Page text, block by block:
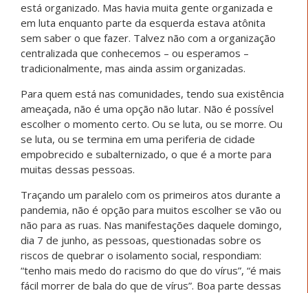
está organizado. Mas havia muita gente organizada e
em luta enquanto parte da esquerda estava atônita
sem saber o que fazer. Talvez não com a organização
centralizada que conhecemos – ou esperamos –
tradicionalmente, mas ainda assim organizadas.
Para quem está nas comunidades, tendo sua existência
ameaçada, não é uma opção não lutar. Não é possível
escolher o momento certo. Ou se luta, ou se morre. Ou
se luta, ou se termina em uma periferia de cidade
empobrecido e subalternizado, o que é a morte para
muitas dessas pessoas.
Traçando um paralelo com os primeiros atos durante a
pandemia, não é opção para muitos escolher se vão ou
não para as ruas. Nas manifestações daquele domingo,
dia 7 de junho, as pessoas, questionadas sobre os
riscos de quebrar o isolamento social, respondiam:
“tenho mais medo do racismo do que do vírus”, “é mais
fácil morrer de bala do que de vírus”. Boa parte dessas